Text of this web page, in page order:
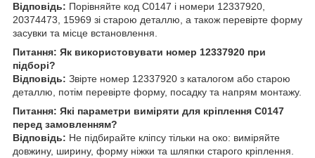
Відповідь: Порівняйте код C0147 і номери 12337920,
20374473, 15969 зі старою деталлю, а також перевірте форму
засувки та місце встановлення.
Питання: Як використовувати номер 12337920 при
підборі?
Відповідь: Звірте номер 12337920 з каталогом або старою
деталлю, потім перевірте форму, посадку та напрям монтажу.
Питання: Які параметри виміряти для кріплення C0147
перед замовленням?
Відповідь: Не підбирайте кліпсу тільки на око: виміряйте
довжину, ширину, форму ніжки та шляпки старого кріплення.